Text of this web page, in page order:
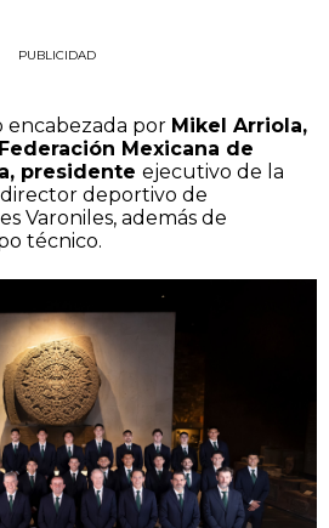
PUBLICIDAD
encabezada por Mikel Arriola,
Mexicana de
presidente ejecutivo de la
director deportivo de
Varoniles, además de
técnico.